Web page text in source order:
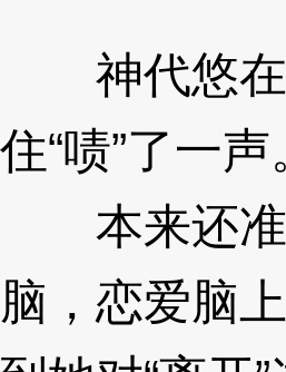
神代悠在
住“啧”了一声
本来还准
脑，恋爱脑